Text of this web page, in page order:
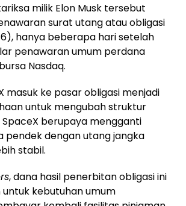
milik Elon Musk tersebut
surat utang atau obligasi
hanya beberapa hari setelah
penawaran umum perdana
Nasdaq.
masuk ke pasar obligasi menjadi
untuk mengubah struktur
berupaya mengganti
pendek dengan utang jangka
stabil.
, dana hasil penerbitan obligasi ini
untuk kebutuhan umum